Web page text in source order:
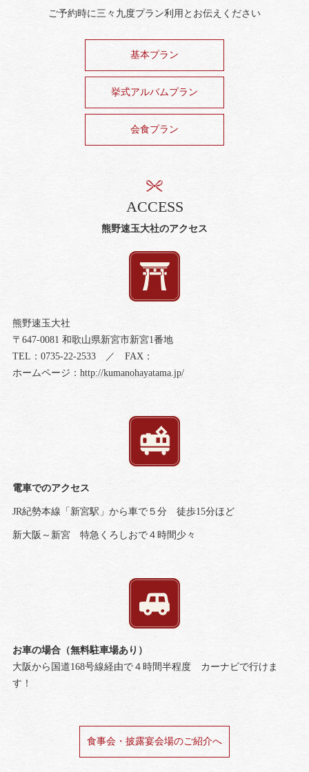
ご予約時に三々九度プラン利用とお伝えください
基本プラン
挙式アルバムプラン
会食プラン
熊野速玉大社のアクセス
ACCESS
熊野速玉大社
〒647-0081 和歌山県新宮市新宮1番地
TEL：0735-22-2533 ／ FAX：
ホームページ： http://kumanohayatama.jp/
電車でのアクセス
JR紀勢本線「新宮駅」から車で５分 徒歩15分ほど
新大阪～新宮 特急くろしおで４時間少々
お車の場合（無料駐車場あり）
大阪から国道168号線経由で４時間半程度 カーナビで行けま
す！
食事会・披露宴会場のご紹介へ